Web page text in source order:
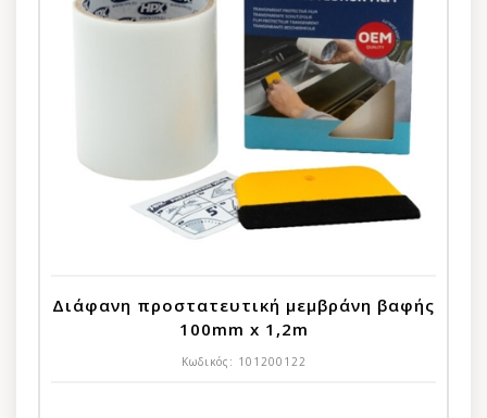
Διάφανη προστατευτική μεμβράνη βαφής
100mm x 1,2m
Κωδικός: 101200122